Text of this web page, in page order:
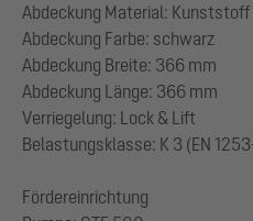
Abdeckung Material: Kunststoff
Abdeckung Farbe: schwarz
Abdeckung Breite: 366 mm
Abdeckung Länge: 366 mm
Verriegelung: Lock & Lift
Belastungsklasse: K 3 (EN
Fördereinrichtung